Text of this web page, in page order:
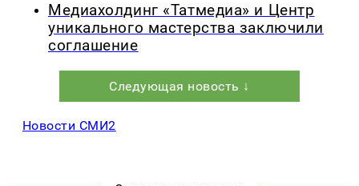
Медиахолдинг «Татмедиа» и Центр
уникального мастерства заключили
соглашение
Следующая новость ↓
Новости СМИ2